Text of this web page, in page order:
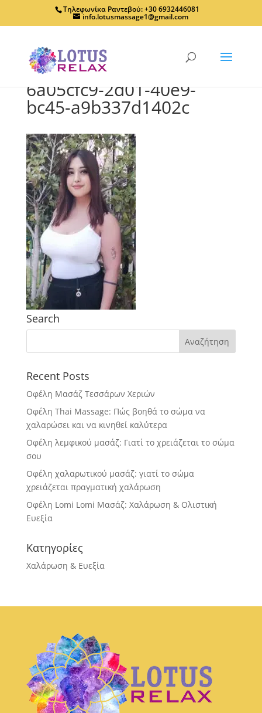
Τηλεφωνίκα Ραντεβού: +30 6932446081
info.lotusmassage1@gmail.com
6a05cfc9-2d01-40e9-
bc45-a9b337d1402c
Search
Recent Posts
Οφέλη Μασάζ Τεσσάρων Χεριών
Οφέλη Thai Massage: Πώς βοηθά το σώμα να
χαλαρώσει και να κινηθεί καλύτερα
Οφέλη λεμφικού μασάζ: Γιατί το χρειάζεται το σώμα
σου
Οφέλη χαλαρωτικού μασάζ: γιατί το σώμα
χρειάζεται πραγματική χαλάρωση
Οφέλη Lomi Lomi Μασάζ: Χαλάρωση & Ολιστική
Ευεξία
Κατηγορίες
Χαλάρωση & Ευεξία